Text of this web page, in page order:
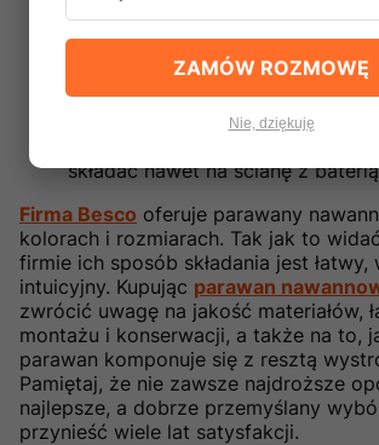
Są
do ściany za pomocą zawiasów,
ich swobodne otwieranie i
Parawany unoszone:podczas
składać nawet na ścianę z
Firma Besco oferuje parawany
kolorach i rozmiarach. Tak jak to
firmie ich sposób składania jest łatwy,
intuicyjny. Kupując parawan
zwrócić uwagę na jakość materiałów,
montażu i konserwacji, a także na to,
parawan komponuje się z resztą
Pamiętaj, że nie zawsze najdroższe
najlepsze, a dobrze przemyślany
przynieść wiele lat satysfakcji.
ZAMÓW ROZMOWĘ
Nie, dziękuję